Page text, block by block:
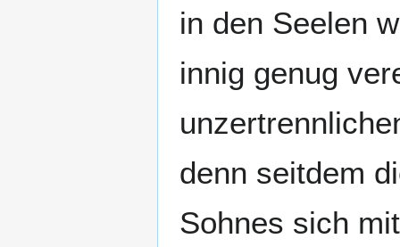
in den Seelen
innig genug
denn seitdem
Sohnes sich